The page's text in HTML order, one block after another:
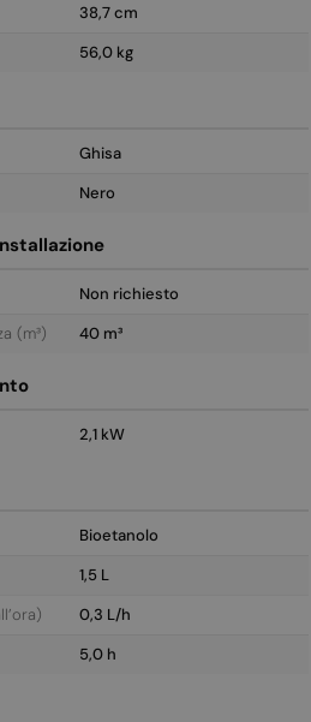
38,7 cm
56,0 kg
Ghisa
Nero
Non richiesto
(m³)
40 m³
2,1 kW
Bioetanolo
1,5 L
0,3 L/h
5,0 h